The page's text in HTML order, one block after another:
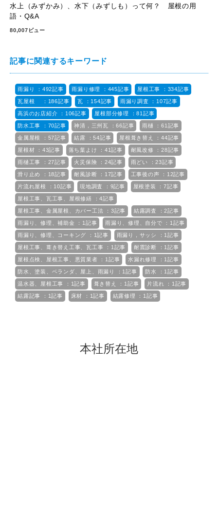
水上（みずかみ）、水下（みずしも）って何？ 屋根の用
語・Q&A
80,007ビュー
記事に関連するキーワード
雨漏り ：492記事 雨漏り修理 ：445記事 屋根工事 ：334記事
瓦屋根 ：186記事 瓦 ：154記事 雨漏り調査 ：107記事
高浜のお店紹介 ：106記事 屋根部分修理 ：81記事
防水工事 ：70記事 神清，三州瓦 ：66記事 雨樋 ：61記事
金属屋根 ：57記事 結露 ：54記事 屋根葺き替え ：44記事
屋根材 ：43記事 落ち葉よけ ：41記事 耐風改修 ：28記事
雨樋工事 ：27記事 火災保険 ：24記事 雨どい ：23記事
滑り止め ：18記事 耐風診断 ：17記事 工事後の声 ：12記事
片流れ屋根 ：10記事 現地調査 ：9記事 屋根塗装 ：7記事
屋根工事、瓦工事、屋根修繕 ：4記事
屋根工事、金属屋根、カバー工法 ：3記事 結露調査 ：2記事
雨漏り、修理、補助金 ：1記事 雨漏り、修理、自分で ：1記事
雨漏り、修理、コーキング ：1記事 雨漏り，サッシ ：1記事
屋根工事、葺き替え工事、瓦工事 ：1記事 耐震診断 ：1記事
屋根点検、屋根工事、悪質業者 ：1記事 水漏れ修理 ：1記事
防水、塗装、ベランダ、屋上、雨漏り ：1記事 防水 ：1記事
温水器、屋根工事 ：1記事 葺き替え ：1記事 片流れ ：1記事
結露記事 ：1記事 床材 ：1記事 結露修理 ：1記事
本社所在地